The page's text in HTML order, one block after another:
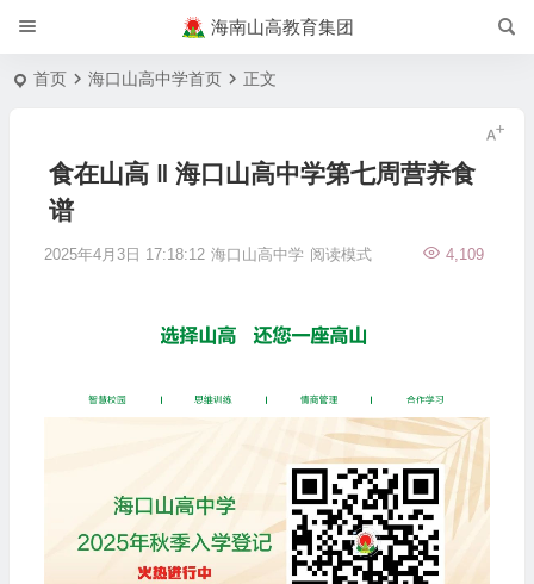
海南山高教育集团
首页 海口山高中学首页 正文
食在山高 ‖ 海口山高中学第七周营养食
谱
2025年4月3日 17:18:12 海口山高中学 4,109
阅读模式